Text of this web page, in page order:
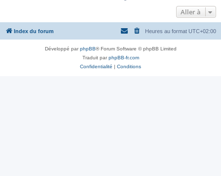
c
e
Aller à
Index du forum Heures au format UTC+02:00
Développé parphpBB® Forum Software © phpBB Limited
Traduit parphpBB-fr.com
Confidentialité | Conditions